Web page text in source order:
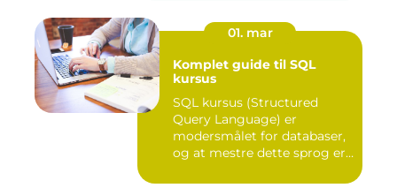
01. mar
Komplet guide til SQL
kursus
SQL kursus (Structured
Query Language) er
modersmålet for databaser,
og at mestre dette sprog er